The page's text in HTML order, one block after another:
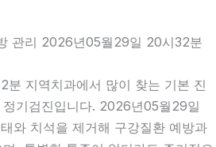
관리 2026년05월29일 20시32분
지역치과에서 많이 찾는 기본 진
기검진입니다. 2026년05월29일
와 치석을 제거해 구강질환 예방과